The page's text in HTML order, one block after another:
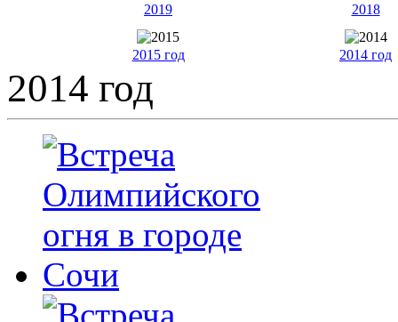
2019 2018
2015 год 2014 год
2014 год